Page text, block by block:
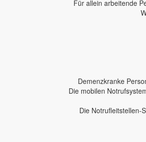
Für allein arbeitende
Demenzkranke
Die mobilen
Die Notrufleitstellen-